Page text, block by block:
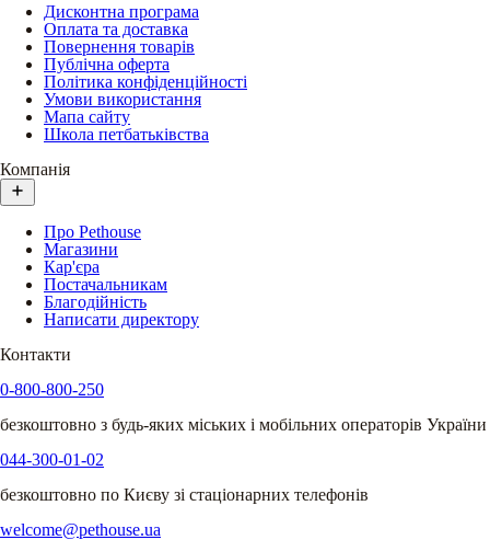
Дисконтна програма
Оплата та доставка
Повернення товарів
Публічна оферта
Політика конфіденційності
Умови використання
Мапа сайту
Школа петбатьківства
Компанія
Про Pethouse
Магазини
Кар'єра
Постачальникам
Благодійність
Написати директору
Контакти
0-800-800-250
безкоштовно з будь-яких міських і мобільних операторів України
044-300-01-02
безкоштовно по Києву зі стаціонарних телефонів
welcome@pethouse.ua